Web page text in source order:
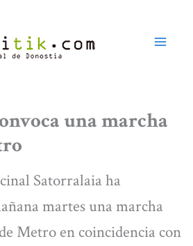
una marcha
Satorralaia ha
martes una marcha
Metro en coincidencia con